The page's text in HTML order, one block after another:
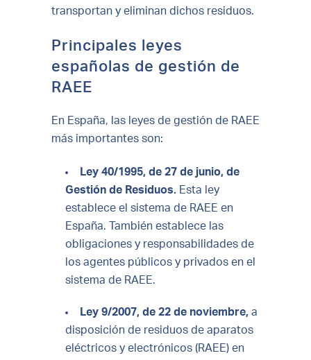
transportan y eliminan dichos residuos.
Principales leyes
españolas de gestión de
RAEE
En España, las leyes de gestión de RAEE
más importantes son:
Ley 40/1995, de 27 de junio, de
Gestión de Residuos. Esta ley
establece el sistema de RAEE en
España. También establece las
obligaciones y responsabilidades de
los agentes públicos y privados en el
sistema de RAEE.
Ley 9/2007, de 22 de noviembre, a
disposición de residuos de aparatos
eléctricos y electrónicos (RAEE) en